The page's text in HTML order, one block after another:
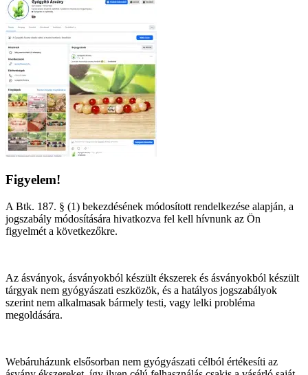
Figyelem!
A Btk. 187. § (1) bekezdésének módosított rendelkezése alapján, a
jogszabály módosítására hivatkozva fel kell hívnunk az Ön
figyelmét a következőkre.
Az ásványok, ásványokból készült ékszerek és ásványokból készült
tárgyak nem gyógyászati eszközök, és a hatályos jogszabályok
szerint nem alkalmasak bármely testi, vagy lelki probléma
megoldására.
Webáruházunk elsősorban nem gyógyászati célból értékesíti az